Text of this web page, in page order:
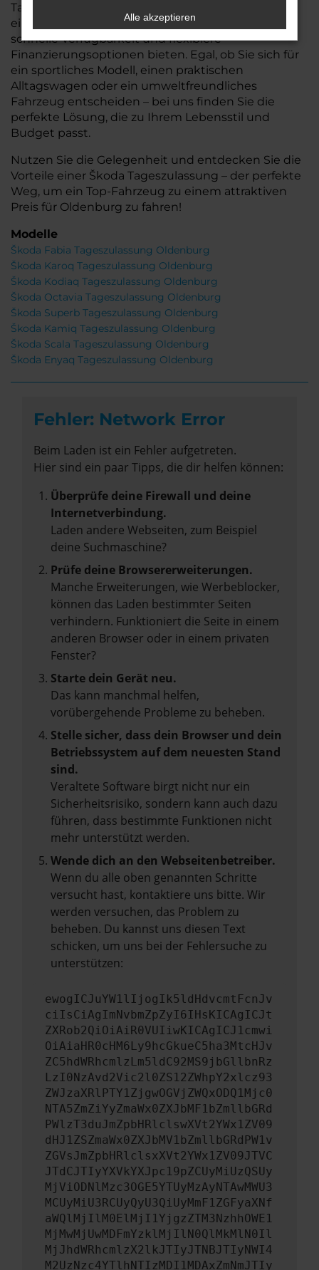
Tageszulassungen, die Ihnen nicht nur den Vorteil
eines nahezu neuen Autos, sondern auch eine
schnelle Verfügbarkeit und flexiblere
Finanzierungsoptionen bieten. Egal, ob Sie sich für
ein sportliches Modell, einen praktischen
Alltagswagen oder ein umweltfreundliches
Fahrzeug entscheiden – bei uns finden Sie die
perfekte Lösung, die zu Ihrem Lebensstil und
Budget passt.
Nutzen Sie die Gelegenheit und entdecken Sie die
Vorteile einer Škoda Tageszulassung – der perfekte
Weg, um ein Top-Fahrzeug zu einem attraktiven
Preis für Oldenburg zu fahren!
Modelle
Škoda Fabia Tageszulassung Oldenburg
Škoda Karoq Tageszulassung Oldenburg
Škoda Kodiaq Tageszulassung Oldenburg
Škoda Octavia Tageszulassung Oldenburg
Škoda Superb Tageszulassung Oldenburg
Škoda Kamiq Tageszulassung Oldenburg
Škoda Scala Tageszulassung Oldenburg
Škoda Enyaq Tageszulassung Oldenburg
Fehler: Network Error
Beim Laden ist ein Fehler aufgetreten.
Hier sind ein paar Tipps, die dir helfen können:
Überprüfe deine Firewall und deine
Internetverbindung.
Laden andere Webseiten, zum Beispiel
deine Suchmaschine?
Prüfe deine Browsererweiterungen.
Manche Erweiterungen, wie Werbeblocker,
können das Laden bestimmter Seiten
verhindern. Funktioniert die Seite in einem
anderen Browser oder in einem privaten
Fenster?
Starte dein Gerät neu.
Das kann manchmal helfen,
vorübergehende Probleme zu beheben.
Stelle sicher, dass dein Browser und dein
Betriebssystem auf dem neuesten Stand
sind.
Veraltete Software birgt nicht nur ein
Sicherheitsrisiko, sondern kann auch dazu
führen, dass bestimmte Funktionen nicht
mehr unterstützt werden.
Wende dich an den Webseitenbetreiber.
Wenn du alle oben genannten Schritte
versucht hast, kontaktiere uns bitte. Wir
werden versuchen, das Problem zu
beheben. Du kannst uns diesen Text
schicken, um uns bei der Fehlersuche zu
unterstützen:
ewogICJuYW1lIjogIk5ldHdvcmtFcnJv
ciIsCiAgImNvbmZpZyI6IHsKICAgICJt
ZXRob2QiOiAiR0VUIiwKICAgICJ1cmwi
OiAiaHR0cHM6Ly9hcGkueC5ha3MtcHJv
ZC5hdWRhcmlzLm5ldC92MS9jbGllbnRz
LzI0NzAvd2Vic2l0ZS12ZWhpY2xlcz93
ZWJzaXRlPTY1ZjgwOGVjZWQxODQ1Mjc0
NTA5ZmZiYyZmaWx0ZXJbMF1bZmllbGRd
PWlzT3duJmZpbHRlclswXVt2YWx1ZV09
dHJ1ZSZmaWx0ZXJbMV1bZmllbGRdPW1v
ZGVsJmZpbHRlclsxXVt2YWx1ZV09JTVC
JTdCJTIyYXVkYXJpc19pZCUyMiUzQSUy
MjViODNlMzc3OGE5YTUyMzAyNTAwMWU3
MCUyMiU3RCUyQyU3QiUyMmF1ZGFyaXNf
aWQlMjIlM0ElMjI1YjgzZTM3NzhhOWE1
MjMwMjUwMDFmYzklMjIlN0QlMkMlN0Il
MjJhdWRhcmlzX2lkJTIyJTNBJTIyNWI4
M2UzNzc4YTlhNTIzMDI1MDAxZmNmJTIy
Alle akzeptieren